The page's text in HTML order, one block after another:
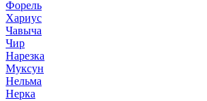
Форель
Хариус
Чавыча
Чир
Нарезка
Муксун
Нельма
Нерка